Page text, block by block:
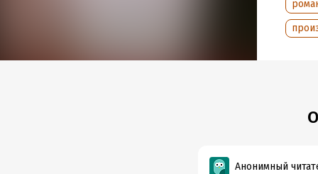
Анонимный